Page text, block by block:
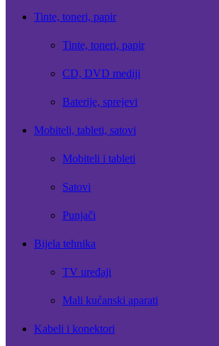
Tinte, toneri, papir
Tinte, toneri, papir
CD, DVD mediji
Baterije, sprejevi
Mobiteli, tableti, satovi
Mobiteli i tableti
Satovi
Punjači
Bijela tehnika
TV uređaji
Mali kućanski aparati
Kabeli i konektori